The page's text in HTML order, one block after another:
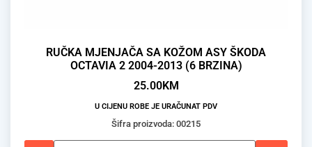
RUČKA MJENJAČA SA KOŽOM ASY ŠKODA
OCTAVIA 2 2004-2013 (6 BRZINA)
25.00KM
U CIJENU ROBE JE URAČUNAT PDV
Šifra proizvoda: 00215